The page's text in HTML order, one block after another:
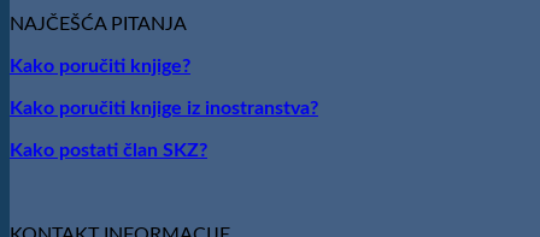
NAJČEŠĆA PITANJA
Kako poručiti knjige?
Kako poručiti knjige iz inostranstva?
Kako postati član SKZ?